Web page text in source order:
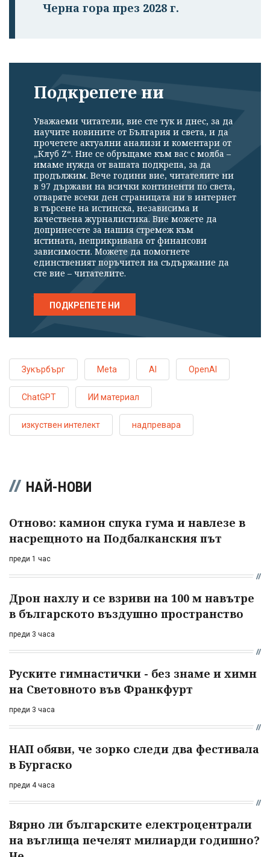
Черна гора през 2028 г.
Подкрепете ни
Уважаеми читатели, вие сте тук и днес, за да
научите новините от България и света, и да
прочетете актуални анализи и коментари от
„Клуб Z“. Ние се обръщаме към вас с молба –
имаме нужда от вашата подкрепа, за да
продължим. Вече години вие, читателите ни
в 97 държави на всички континенти по света,
отваряте всеки ден страницата ни в интернет
в търсене на истинска, независима и
качествена журналистика. Вие можете да
допринесете за нашия стремеж към
истината, неприкривана от финансови
зависимости. Можете да помогнете
единственият поръчител на съдържание да
сте вие – читателите.
ПОДКРЕПЕТЕ НИ
Зукърбърг Meta AI OpenAI
ChatGPT ИИ материал
изкуствен интелект надпревара
НАЙ-НОВИ
Отново: камион спука гума и навлезе в
насрещното на Подбалканския път
преди 1 час
Дрон нахлу и се взриви на 100 м навътре
в българското въздушно пространство
преди 3 часа
Руските гимнастички - без знаме и химн
на Световното във Франкфурт
преди 3 часа
НАП обяви, че зорко следи два фестивала
в Бургаско
преди 4 часа
Вярно ли българските електроцентрали
на въглища печелят милиарди годишно?